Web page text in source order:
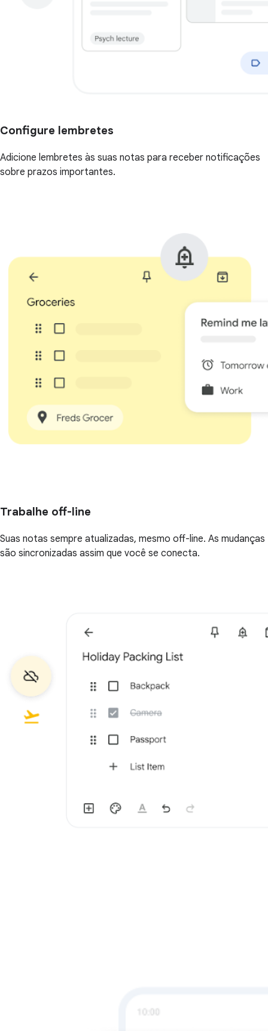
Configure lembretes
Adicione lembretes às suas notas para receber notificações
sobre prazos importantes.
Trabalhe off-line
Suas notas sempre atualizadas, mesmo off-line. As mudanças
são sincronizadas assim que você se conecta.